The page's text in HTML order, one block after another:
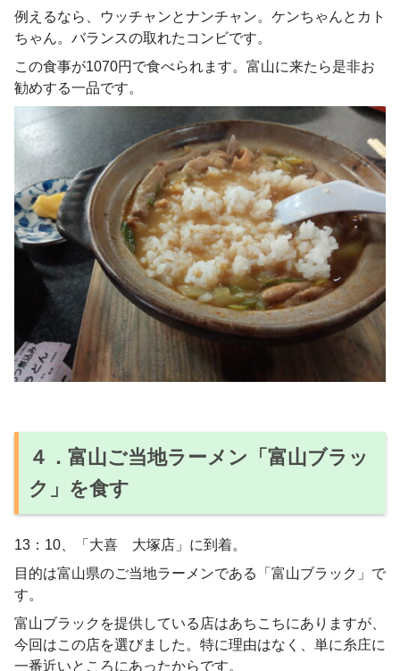
例えるなら、ウッチャンとナンチャン。ケンちゃんとカト
ちゃん。バランスの取れたコンビです。
この食事が1070円で食べられます。富山に来たら是非お
勧めする一品です。
４．富山ご当地ラーメン「富山ブラッ
ク」を食す
13：10、「大喜 大塚店」に到着。
目的は富山県のご当地ラーメンである「富山ブラック」で
す。
富山ブラックを提供している店はあちこちにありますが、
今回はこの店を選びました。特に理由はなく、単に糸庄に
一番近いところにあったからです。